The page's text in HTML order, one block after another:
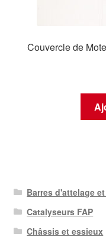
Couvercle de
Barres d'attelage
Catalyseurs FAP
Châssis et essieux